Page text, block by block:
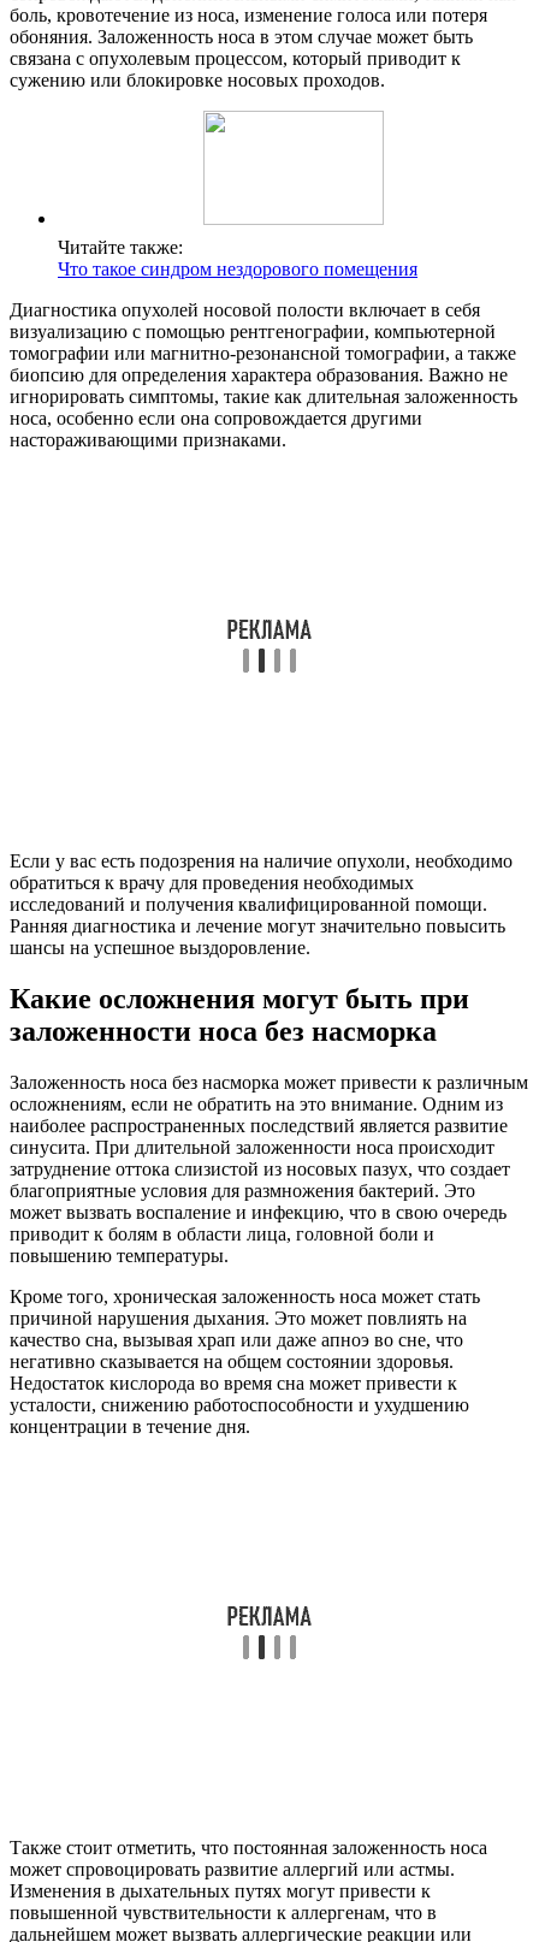
боль, кровотечение из носа, изменение голоса или потеря
обоняния. Заложенность носа в этом случае может быть
связана с опухолевым процессом, который приводит к
сужению или блокировке носовых проходов.
Читайте также:
Что такое синдром нездорового помещения
Диагностика опухолей носовой полости включает в себя
визуализацию с помощью рентгенографии, компьютерной
томографии или магнитно-резонансной томографии, а также
биопсию для определения характера образования. Важно не
игнорировать симптомы, такие как длительная заложенность
носа, особенно если она сопровождается другими
настораживающими признаками.
Если у вас есть подозрения на наличие опухоли, необходимо
обратиться к врачу для проведения необходимых
исследований и получения квалифицированной помощи.
Ранняя диагностика и лечение могут значительно повысить
шансы на успешное выздоровление.
Какие осложнения могут быть при
заложенности носа без насморка
Заложенность носа без насморка может привести к различным
осложнениям, если не обратить на это внимание. Одним из
наиболее распространенных последствий является развитие
синусита. При длительной заложенности носа происходит
затруднение оттока слизистой из носовых пазух, что создает
благоприятные условия для размножения бактерий. Это
может вызвать воспаление и инфекцию, что в свою очередь
приводит к болям в области лица, головной боли и
повышению температуры.
Кроме того, хроническая заложенность носа может стать
причиной нарушения дыхания. Это может повлиять на
качество сна, вызывая храп или даже апноэ во сне, что
негативно сказывается на общем состоянии здоровья.
Недостаток кислорода во время сна может привести к
усталости, снижению работоспособности и ухудшению
концентрации в течение дня.
Также стоит отметить, что постоянная заложенность носа
может спровоцировать развитие аллергий или астмы.
Изменения в дыхательных путях могут привести к
повышенной чувствительности к аллергенам, что в
дальнейшем может вызвать аллергические реакции или